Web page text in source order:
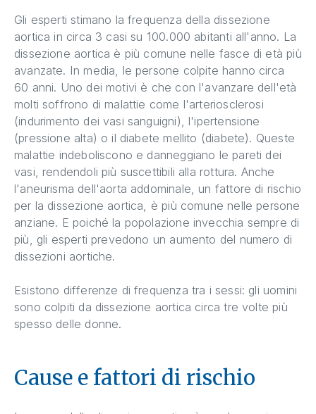
Gli esperti stimano la frequenza della dissezione
aortica in circa 3 casi su 100.000 abitanti all'anno. La
dissezione aortica è più comune nelle fasce di età più
avanzate. In media, le persone colpite hanno circa
60 anni. Uno dei motivi è che con l'avanzare dell'età
molti soffrono di malattie come l'arteriosclerosi
(indurimento dei vasi sanguigni), l'ipertensione
(pressione alta) o il diabete mellito (diabete). Queste
malattie indeboliscono e danneggiano le pareti dei
vasi, rendendoli più suscettibili alla rottura. Anche
l'aneurisma dell'aorta addominale, un fattore di rischio
per la dissezione aortica, è più comune nelle persone
anziane. E poiché la popolazione invecchia sempre di
più, gli esperti prevedono un aumento del numero di
dissezioni aortiche.
Esistono differenze di frequenza tra i sessi: gli uomini
sono colpiti da dissezione aortica circa tre volte più
spesso delle donne.
Cause e fattori di rischio